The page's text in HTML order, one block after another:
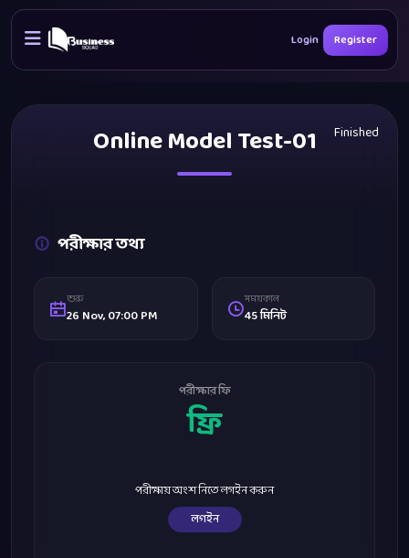
Login Register
Finished
Online Model Test-01
পরীক্ষার তথ্য
শুরু
26 Nov, 07:00 PM
সময়কাল
45 মিনিট
পরীক্ষার ফি
ফ্রি
পরীক্ষায় অংশ নিতে লগইন করুন
লগইন